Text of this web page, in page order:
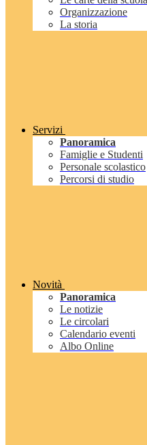
Organizzazione
La storia
Servizi
Panoramica
Famiglie e Studenti
Personale scolastico
Percorsi di studio
Novità
Panoramica
Le notizie
Le circolari
Calendario eventi
Albo Online